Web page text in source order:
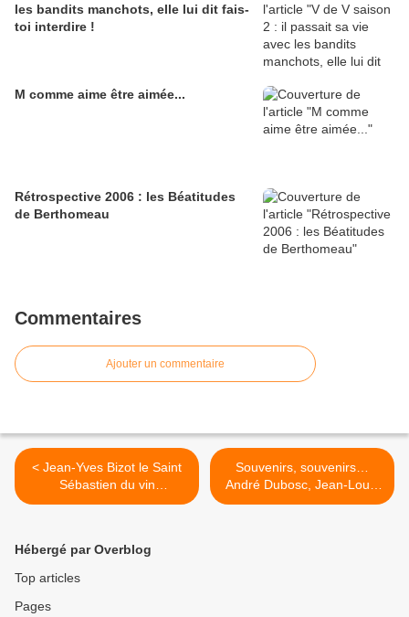
les bandits manchots, elle lui dit fais-
toi interdire !
M comme aime être aimée...
Rétrospective 2006 : les Béatitudes
de Berthomeau
Commentaires
Ajouter un commentaire
< Jean-Yves Bizot le Saint
Sébastien du vin
bourguignon, « l’enfant gâté
Souvenirs, souvenirs…
André Dubosc, Jean-Louis
Piton, Antoine Arena…
Hébergé par Overblog
Top articles
Pages